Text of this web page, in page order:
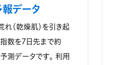
データ
（乾燥肌）を引き起
数を7日先まで約
測データです。 利用